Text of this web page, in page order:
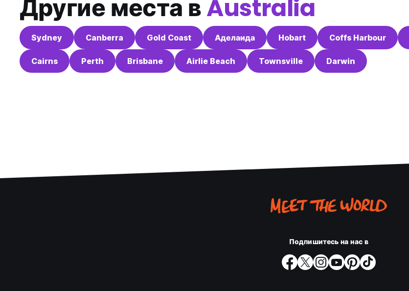
Другие места вAustralia
Sydney Canberra Gold Coast Аделаида Hobart Coffs Harbour
Cairns Perth Brisbane Airlie Beach Townsville Darwin
Подпишитесь на нас в